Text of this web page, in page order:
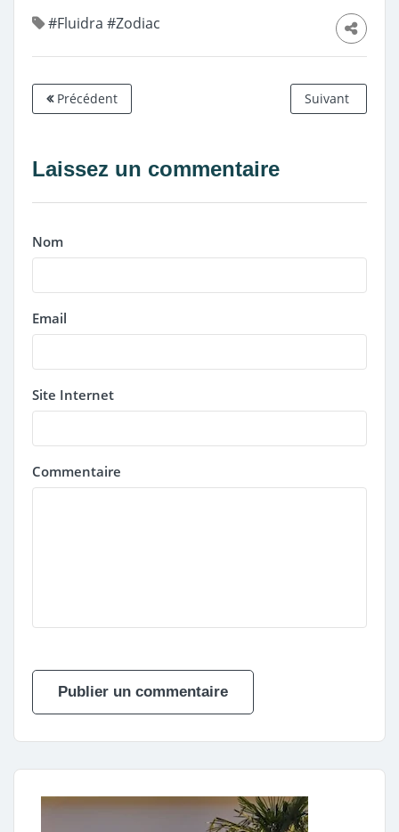
#Fluidra #Zodiac
Précédent Suivant
Laissez un commentaire
Nom
Email
Site Internet
Commentaire